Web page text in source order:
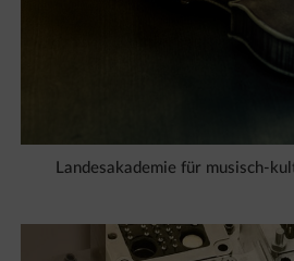
Landesakademie für musisch-